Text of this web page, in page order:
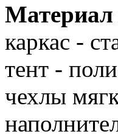
Материал
каркас -
тент -
чехлы